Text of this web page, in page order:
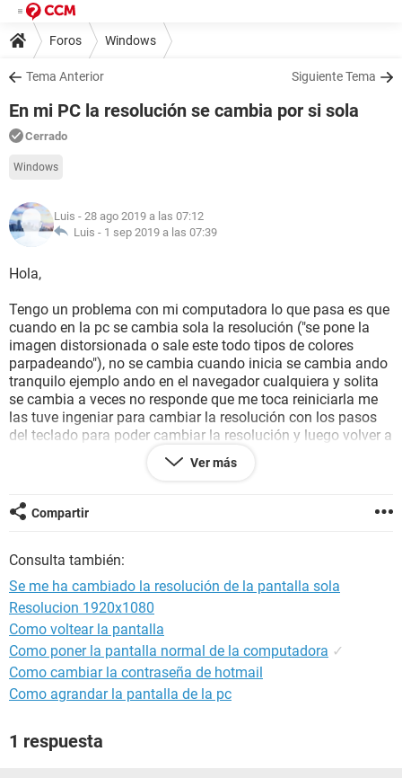
Foros Windows
Tema Anterior Siguiente Tema
En mi PC la resolución se cambia por si sola
Cerrado
Windows
Luis - 28 ago 2019 a las 07:12
Luis - 1 sep 2019 a las 07:39
Hola,
Tengo un problema con mi computadora lo que pasa es que
cuando en la pc se cambia sola la resolución ("se pone la
imagen distorsionada o sale este todo tipos de colores
parpadeando"), no se cambia cuando inicia se cambia ando
tranquilo ejemplo ando en el navegador cualquiera y solita
se cambia a veces no responde que me toca reiniciarla me
las tuve ingeniar para cambiar la resolución con los pasos
del teclado para poder cambiar la resolución y luego volver a
su estado normal esa es la única manera para que vuelva el
video a su estado normal pero como dije antes no siempre
586 119 Hz por ejemplo o a veces es 1920x1089 119 Hz
ayuda por favor ya me estresa ese error que tengo Pdta.: le
resolución y tampoco nada, también limpie mi memoria
RAM y tampoco (esa no me dio error por unos días pero un
día conecte un USB y comenzó de nuevo con el problema).
Gracias
Configuración:Windows / Chrome 76.0.3809.100
Ver más
Compartir
Consulta también:
Se me ha cambiado la resolución de la pantalla sola
Resolucion 1920x1080
Como voltear la pantalla
Como poner la pantalla normal de la computadora ✓
Como cambiar la contraseña de hotmail
Como agrandar la pantalla de la pc
1 respuesta